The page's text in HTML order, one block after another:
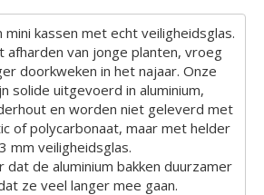
mini kassen met echt veiligheidsglas.
afharden van jonge planten, vroeg
doorkweken in het najaar. Onze
solide uitgevoerd in aluminium,
en worden niet geleverd met
of polycarbonaat, maar met helder
3 mm veiligheidsglas.
de aluminium bakken duurzamer
ze veel langer mee gaan.